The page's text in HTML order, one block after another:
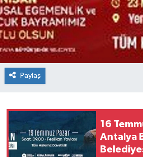
Paylaş
16
Antalya